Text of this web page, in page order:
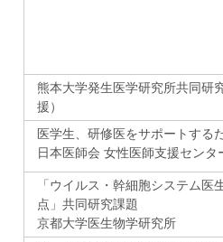
熊本大学発生医学研究所共同研
援）
医学生、研修医をサポートする
日本医師会 女性医師支援センタ
「ウイルス・幹細胞システム医
点」共同研究課題
京都大学医生物学研究所